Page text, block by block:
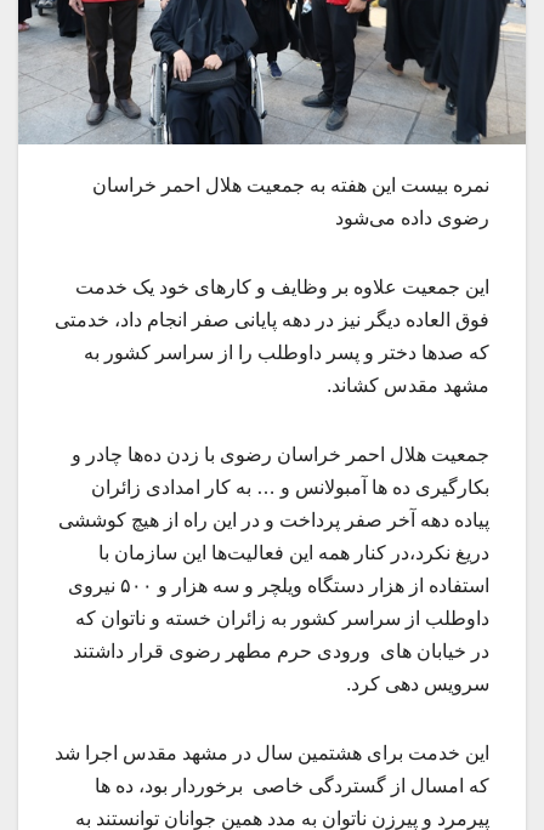
نمره بیست این هفته به جمعیت هلال احمر خراسان
رضوی داده می‌شود
این جمعیت علاوه بر وظایف و کارهای خود یک خدمت
فوق العاده دیگر نیز در دهه پایانی صفر انجام داد، خدمتی
که صدها دختر و پسر داوطلب را از سراسر کشور به
مشهد مقدس کشاند.
جمعیت هلال احمر خراسان رضوی با زدن ده‌ها چادر و
بکارگیری ده ها آمبولانس و … به کار امدادی زائران
پیاده دهه آخر صفر پرداخت و در این راه از هیچ کوششی
دریغ نکرد،در کنار همه این فعالیت‌ها این سازمان با
استفاده از هزار دستگاه ویلچر و سه هزار و ۵۰۰ نیروی
داوطلب از سراسر کشور به زائران خسته و ناتوان که
در خیابان های ورودی حرم مطهر رضوی قرار داشتند
سرویس دهی کرد.
این خدمت برای هشتمین سال در مشهد مقدس اجرا شد
که امسال از گستردگی خاصی برخوردار بود، ده ها
پیرمرد و پیرزن ناتوان به مدد همین جوانان توانستند به